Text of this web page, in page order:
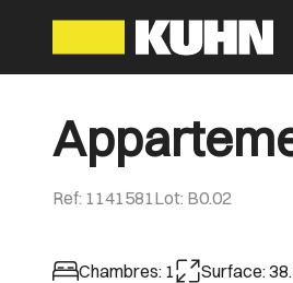
Ref: 1141581Lot: B0.02
Chambres: 1 Surface: